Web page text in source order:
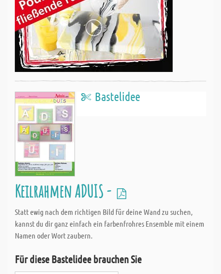
Bastelidee
Keilrahmen ADUIS -
Statt ewig nach dem richtigen Bild für deine Wand zu suchen,
kannst du dir ganz einfach ein farbenfrohres Ensemble mit einem
Namen oder Wort zaubern.
Für diese Bastelidee brauchen Sie